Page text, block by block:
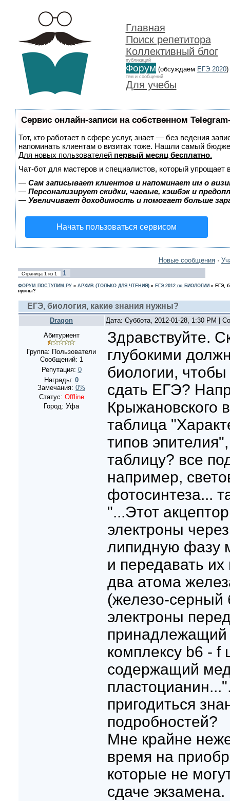
Главная
Поиск репетитора
Коллективный блог
публикаций
Форум (обсуждаем ЕГЭ 2020)
тем и сообщений
Для учебы
Сервис онлайн-записи на собственном
Тот, кто работает в сфере услуг, знает — без ведения
напоминать клиентам о визитах тоже. Нашли самый
Для новых пользователей первый месяц бесплатно.
Чат-бот для мастеров и специалистов, который упрощает
— Сам записывает клиентов и напоминает им о
— Персонализирует скидки, чаевые, кэшбэк и
— Увеличивает доходимость и помогает больше
Начать пользоваться сервисом
Новые сообщения·
Страница 1из 1 1
ФОРУМ ПОСТУПИМ.РУ» АРХИВ (ТОЛЬКО ДЛЯ ЧТЕНИЯ)» ЕГЭ 2012 по БИОЛОГИИ » ЕГЭ,
нужны?
ЕГЭ, биология, какие знания нужны?
Dragon
Дата: Суббота, 2012-01-28, 1:30 PM |
Абитуриент
Группа: Пользователи
Сообщений: 1
Репутация: 0
Награды: 0
Замечания: 0%
Статус: Offline
Город: Уфа
Здравствуйте.
глубокими
биологии,
сдать ЕГЭ?
Крыжановского
таблица
типов
таблицу? все
например,
фотосинтеза...
"...Этот
электроны
липидную фазу
и передавать
два атома
(железо-серный
электроны
комплексу b6 - f
содержащий
пригодиться
подробностей?
Мне крайне
время на
которые не
сдаче экзамена.